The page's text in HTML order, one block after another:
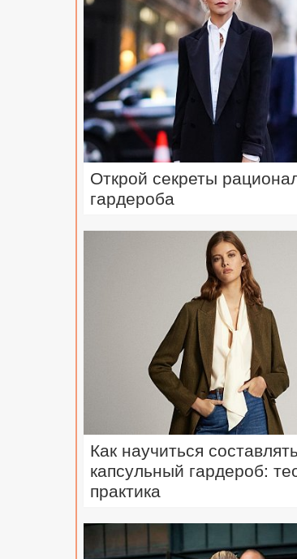
Открой секреты
гардероба
Как научиться составлять
капсульный гардероб:
практика